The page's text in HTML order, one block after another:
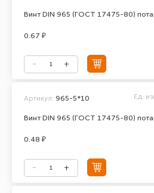
Винт DIN 965 (ГОСТ 17475-80)
0.67 ₽
Винт DIN 965 (ГОСТ 17475-80)
Артикул: 965-5*10 Ед.
0.48 ₽